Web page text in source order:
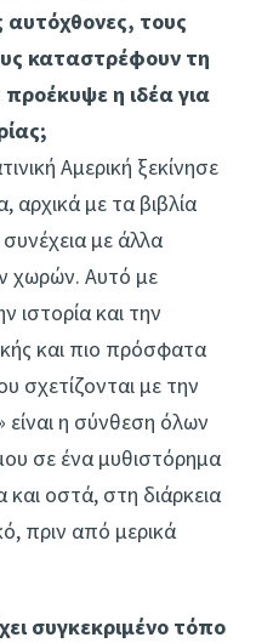
αυτόχθονες, τους
καταστρέφουν τη
η ιδέα για
Αμερική ξεκίνησε
αρχικά με τα βιβλία
με άλλα
χωρών. Αυτό με
ιστορία και την
και πιο πρόσφατα
σχετίζονται με την
είναι η σύνθεση όλων
σε ένα μυθιστόρημα
οστά, στη διάρκεια
πριν από μερικά
συγκεκριμένο τόπο